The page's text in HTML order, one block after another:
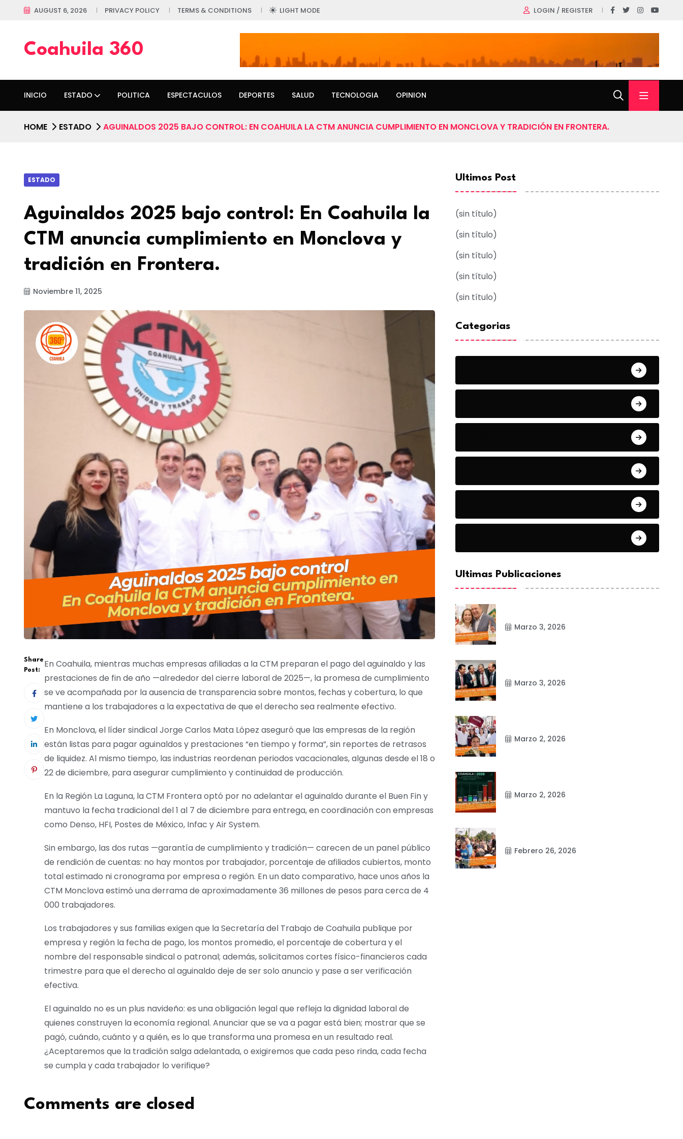
AUGUST 6, 2026 PRIVACY POLICY TERMS & CONDITIONS LIGHT MODE LOGIN / REGISTER
Coahuila 360
INICIO ESTADO POLITICA ESPECTACULOS DEPORTES SALUD TECNOLOGIA OPINION
HOME ESTADO AGUINALDOS 2025 BAJO CONTROL: EN COAHUILA LA CTM ANUNCIA CUMPLIMIENTO EN MONCLOVA Y TRADICIÓN EN FRONTERA.
ESTADO
Aguinaldos 2025 bajo control: En Coahuila la
CTM anuncia cumplimiento en Monclova y
tradición en Frontera.
Noviembre 11, 2025
Share
Post:
En Coahuila, mientras muchas empresas afiliadas a la CTM preparan el pago del aguinaldo y las
prestaciones de fin de año —alrededor del cierre laboral de 2025—, la promesa de cumplimiento
se ve acompañada por la ausencia de transparencia sobre montos, fechas y cobertura, lo que
mantiene a los trabajadores a la expectativa de que el derecho sea realmente efectivo.
En Monclova, el líder sindical Jorge Carlos Mata López aseguró que las empresas de la región
están listas para pagar aguinaldos y prestaciones “en tiempo y forma”, sin reportes de retrasos
de liquidez. Al mismo tiempo, las industrias reordenan periodos vacacionales, algunas desde el 18 o
22 de diciembre, para asegurar cumplimiento y continuidad de producción.
En la Región La Laguna, la CTM Frontera optó por no adelantar el aguinaldo durante el Buen Fin y
mantuvo la fecha tradicional del 1 al 7 de diciembre para entrega, en coordinación con empresas
como Denso, HFI, Postes de México, Infac y Air System.
Sin embargo, las dos rutas —garantía de cumplimiento y tradición— carecen de un panel público
de rendición de cuentas: no hay montos por trabajador, porcentaje de afiliados cubiertos, monto
total estimado ni cronograma por empresa o región. En un dato comparativo, hace unos años la
CTM Monclova estimó una derrama de aproximadamente 36 millones de pesos para cerca de 4
000 trabajadores.
Los trabajadores y sus familias exigen que la Secretaría del Trabajo de Coahuila publique por
empresa y región la fecha de pago, los montos promedio, el porcentaje de cobertura y el
nombre del responsable sindical o patronal; además, solicitamos cortes físico-financieros cada
trimestre para que el derecho al aguinaldo deje de ser solo anuncio y pase a ser verificación
efectiva.
El aguinaldo no es un plus navideño: es una obligación legal que refleja la dignidad laboral de
quienes construyen la economía regional. Anunciar que se va a pagar está bien; mostrar que se
pagó, cuándo, cuánto y a quién, es lo que transforma una promesa en un resultado real.
¿Aceptaremos que la tradición salga adelantada, o exigiremos que cada peso rinda, cada fecha
se cumpla y cada trabajador lo verifique?
Comments are closed
Ultimos Post
(sin título)
(sin título)
(sin título)
(sin título)
(sin título)
Categorias
Ultimas Publicaciones
Marzo 3, 2026
Marzo 3, 2026
Marzo 2, 2026
Marzo 2, 2026
Febrero 26, 2026